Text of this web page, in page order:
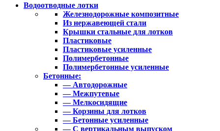
Водоотводные лотки
Железнодорожные композитные
Из нержавеющей стали
Крышки стальные для лотков
Пластиковые
Пластиковые усиленные
Полимербетонные
Полимербетонные усиленные
Бетонные:
— Автодорожные
— Межпутевые
— Мелкосидящие
— Корзины для лотков
— Бетонные усиленные
— С вертикальным выпуском